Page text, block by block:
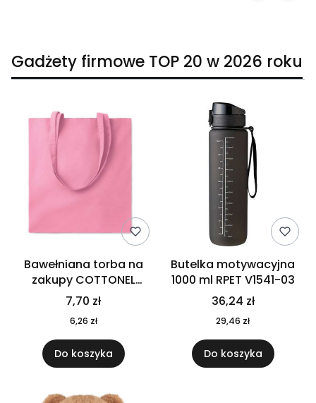
Gadżety firmowe TOP 20 w 2026 roku
Bawełniana torba na
zakupy COTTONEL
COLOUR++ MO9846-11
7,70 zł
6,26 zł
Do koszyka
Butelka motywacyjna
1000 ml RPET V1541-03
36,24 zł
29,46 zł
Do koszyka